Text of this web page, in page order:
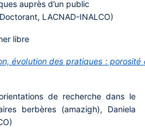
auprès d’un public
LACNAD-INALCO)
libre
évolution des pratiques : porosité
de recherche dans le
berbères (amazigh), Daniela